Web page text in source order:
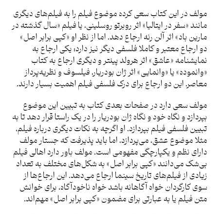
مولف در این کتاب سعی کرده موضوع فیلم را به فیلم‌های دیگری
مانند «سفر در ایتالیا» اثر روبرتو روسلینی، یا فیلم «سال گذشته در
مارین باد» اثر آلن رنه ارجاع دهد. اما از نظر او «کپی برابر اصل»
دو ارجاع معتبر و کاملا فلسفی دیگر نیز دارد؛ یکی ارجاع به
نمایشنامه «عاشق» اثر هرولد پینتر و دیگری ارجاع به کتاب
«وانموده» یا «وانمایی» اثر ژان بودریار، فیلسوف و نظریه‌پرداز
معاصر. این دو ارجاع برای درک فلسفی فیلم اهمیت بسیار دارند.
مولف سعی دارد در صفحات بعدی کتاب به تبیین این موضوع
بپردازد و نگاه خود و نگاه ژان بودریار را در یک راستا قرار دهد تا به
تبیین فلسفی فیلم بپردازد. او اگرچه به نکات دیگری درباره فیلم،
مثلا موضوع عشق، می‌پردازد، اما باید پذیرفت که جستار مولف
دارای نظم و یکپارچگی مفهومی است. مولف باور دارد اهالی فیلم
بی‌شک می‌دانند «کپی برابر اصل» به شکل‌های مختلف به تعداد
زیادی از فیلم‌های تاریخ سینما ارجاع می‌دهد. این ارجاع‌ها از
سوی کارگردان خواه آگاهانه باشد خواه ناخودآگاه، برای خوانش
متن فیلم یا به عبارتی برای مضمون «کپی برابر اصل» مهم‌اند.